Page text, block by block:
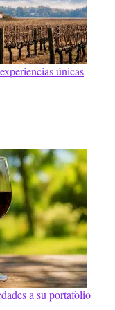
únicas
a su portafolio